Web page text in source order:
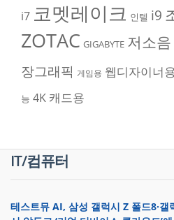
i7 코멧레이크 인텔 i9
ZOTAC GIGABYTE 저소음
장그래픽 게임용 웹디자이너
능 4K 캐드용
IT/컴퓨터
테스트뮤 AI, 삼성 갤럭시 Z 폴드8·